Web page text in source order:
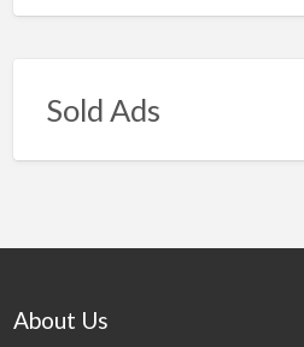
Sold Ads
About Us